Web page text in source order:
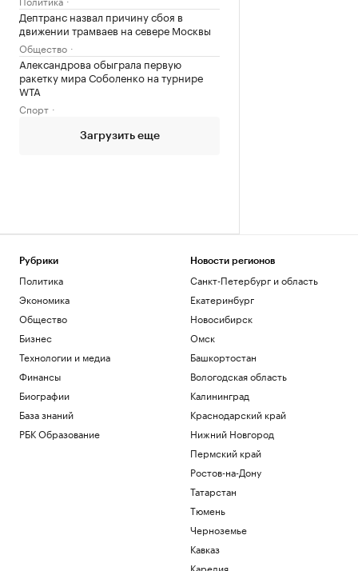
Дептранс назвал причину сбоя в
движении трамваев на севере Москвы
Общество
Александрова обыграла первую
ракетку мира Соболенко на турнире
WTA
Спорт
Загрузить еще
Рубрики
Политика
Экономика
Общество
Бизнес
Технологии и медиа
Финансы
Биографии
База знаний
РБК Образование
Новости регионов
Санкт-Петербург и область
Екатеринбург
Новосибирск
Омск
Башкортостан
Вологодская область
Калининград
Краснодарский край
Нижний Новгород
Пермский край
Ростов-на-Дону
Татарстан
Тюмень
Черноземье
Кавказ
Карелия